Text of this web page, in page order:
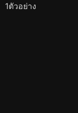
1ตัวอย่าง